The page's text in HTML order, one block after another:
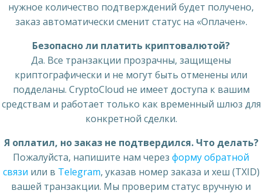
нужное количество подтверждений будет получено,
заказ автоматически сменит статус на «Оплачен».
Безопасно ли платить криптовалютой?
Да. Все транзакции прозрачны, защищены
криптографически и не могут быть отменены или
подделаны. CryptoCloud не имеет доступа к вашим
средствам и работает только как временный шлюз для
конкретной сделки.
Я оплатил, но заказ не подтвердился. Что делать?
Пожалуйста, напишите нам через форму обратной
связи или в Telegram, указав номер заказа и хеш (TXID)
вашей транзакции. Мы проверим статус вручную и